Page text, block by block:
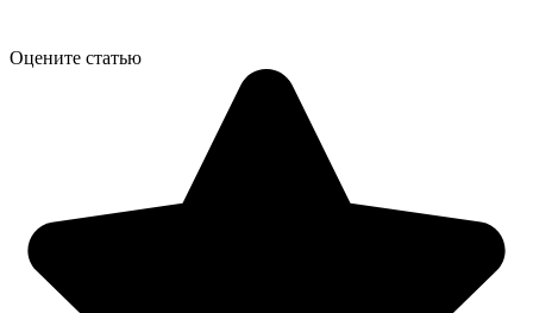
Оцените статью